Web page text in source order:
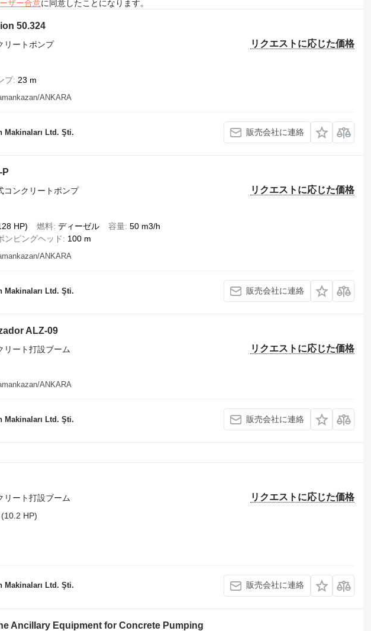
ザー合意に同意したことになります。
50.324
リクエストに応じた価格
リートポンプ
プ 23 m
ANKARA
Makinaları Ltd. Şti. 販売会社に連絡
P
リクエストに応じた価格
コンクリートポンプ
HP) 燃料 ディーゼル 容量 50 m3/h
ンピングヘッド
100 m
ANKARA
Makinaları Ltd. Şti. 販売会社に連絡
ALZ-09
リクエストに応じた価格
リート打設ブーム
ANKARA
Makinaları Ltd. Şti. 販売会社に連絡
リクエストに応じた価格
リート打設ブーム
HP)
Makinaları Ltd. Şti. 販売会社に連絡
Ancillary Equipment for Concrete Pumping